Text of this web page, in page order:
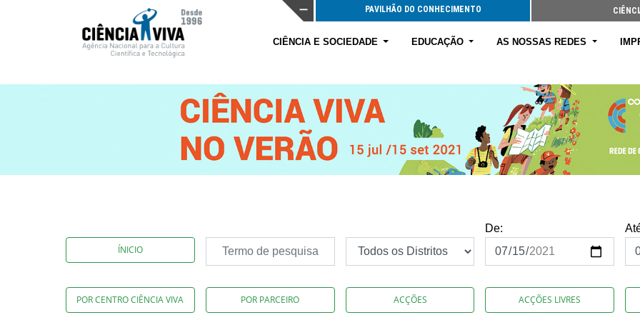
PAVILHÃO DO CONHECIMENTO
CIÊNCIA E SOCIEDADE EDUCAÇÃO AS NOSSAS REDES
ÍNICIO
De:
POR CENTRO CIÊNCIA VIVA POR PARCEIRO ACÇÕES ACÇÕES LIVRES